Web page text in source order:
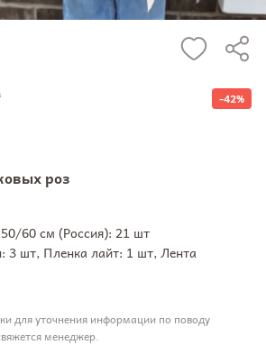
роз
60 см (Россия): 21 шт
3 шт, Пленка лайт: 1 шт, Лента
для уточнения информации по поводу
менеджер.
-42%